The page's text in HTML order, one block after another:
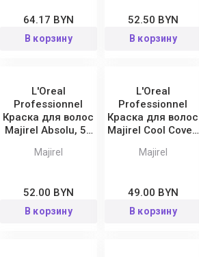
64.17 BYN
В корзину
52.50 BYN
В корзину
L'Oreal
Professionnel
Краска для волос
Majirel Absolu, 50
Majirel
52.00 BYN
В корзину
L'Oreal
Professionnel
Краска для волос
Majirel Cool Cover,
Majirel
49.00 BYN
В корзину